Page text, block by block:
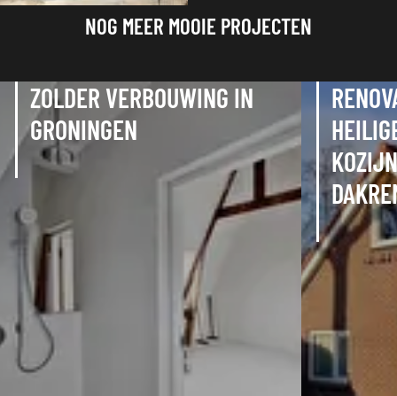
NOG MEER MOOIE PROJECTEN
ZOLDER VERBOUWING IN
GRONINGEN